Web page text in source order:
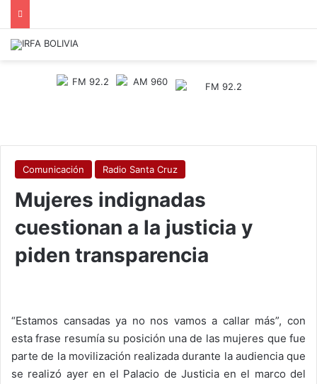
Comunicación Radio Santa Cruz
Mujeres indignadas
cuestionan a la justicia y
piden transparencia
“Estamos cansadas ya no nos vamos a callar más”, con
esta frase resumía su posición una de las mujeres que fue
parte de la movilización realizada durante la audiencia que
se realizó ayer en el Palacio de Justicia en el marco del